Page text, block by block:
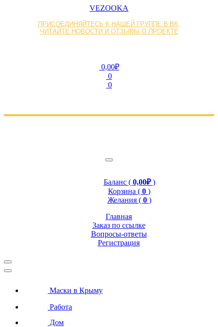
VEZOOKA
ПРИСОЕДИНЯЙТЕСЬ К НАШЕЙ ГРУППЕ В ВК,
ЧИТАЙТЕ НОВОСТИ И ОТЗЫВЫ О ПРОЕКТЕ
0,00₽
0
0
Баланс ( 0,00₽)
Корзина ( 0 )
Желания ( 0 )
Главная
Заказ по ссылке
Вопросы-ответы
Регистрация
Маски в Крыму
Работа
Дом